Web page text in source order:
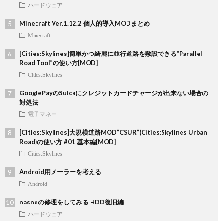
ハードウェア
Minecraft Ver.1.12.2 個人的導入MODまとめ
Minecraft
[Cities:Skylines]簡単かつ綺麗に並行道路を敷設できる”Parallel
Road Tool”の使い方[MOD]
Cities:Skylines
GooglePayのSuicaにクレジットカードチャージが出来ない場合の
対処法
電子マネー
[Cities:Skylines]大規模道路MOD”CSUR”(Cities:Skylines Urban
Road)の使い方 #01 基本編[MOD]
Cities:Skylines
Android用メーラーを考える
Android
nasneの修理をしてみる HDD復旧編
ハードウェア